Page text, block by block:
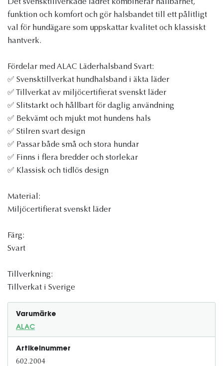
Det svensktillverkade lädret kombinerar hållbarhet,
funktion och komfort och gör halsbandet till ett pålitligt
val för hundägare som uppskattar kvalitet och klassiskt
hantverk.
Fördelar med ALAC Läderhalsband Svart:
✅ Svensktillverkat hundhalsband i äkta läder
✅ Tillverkat av miljöcertifierat svenskt läder
✅ Slitstarkt och hållbart för daglig användning
✅ Bekvämt och mjukt mot hundens hals
✅ Stilren svart design
✅ Passar både små och stora hundar
✅ Finns i flera bredder och storlekar
✅ Klassisk och tidlös design
Material:
Miljöcertifierat svenskt läder
Färg:
Svart
Tillverkning:
Tillverkat i Sverige
Varumärke
ALAC
Artikelnummer
602.2004